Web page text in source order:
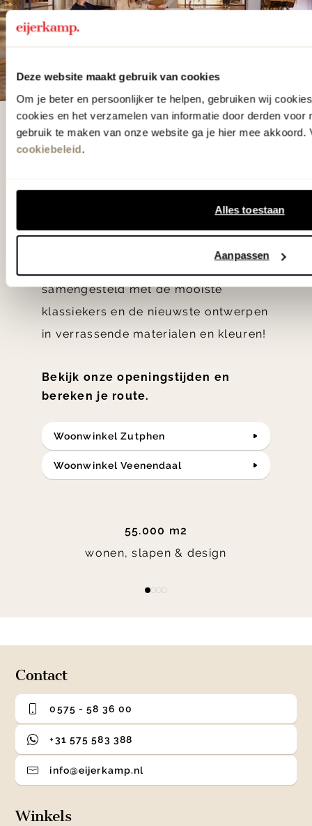
Deze website maakt gebruik van cookies
Om je beter en persoonlijker te helpen, gebruiken wij
cookies en het verzamelen van informatie door derden voor
gebruik te maken van onze website ga je hier mee akkoord.
cookiebeleid.
Alles toestaan
Aanpassen
De woonwinkel
gezien op tv!
samengesteld met de mooiste
klassiekers en de nieuwste ontwerpen
in verrassende materialen en kleuren!
Bekijk onze openingstijden en
bereken je route.
Woonwinkel Zutphen
Woonwinkel Veenendaal
55.000 m2
wonen, slapen & design
Contact
0575 - 58 36 00
+31 575 583 388
info@eijerkamp.nl
Winkels